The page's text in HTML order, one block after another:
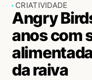
CRIATIVIDADE
Angry
anos com
da raiva